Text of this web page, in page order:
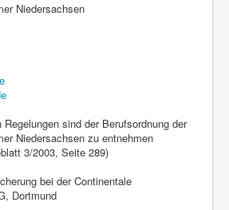
Niedersachsen
sind der Berufsordnung der
Niedersachsen zu entnehmen
3/2003, Seite 289)
bei der Continentale
Dortmund